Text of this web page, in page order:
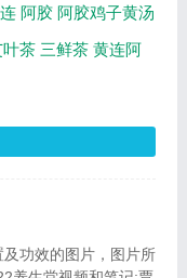
阿胶 阿胶鸡子黄汤
叶茶 三鲜茶 黄连阿
功效的图片，图片所